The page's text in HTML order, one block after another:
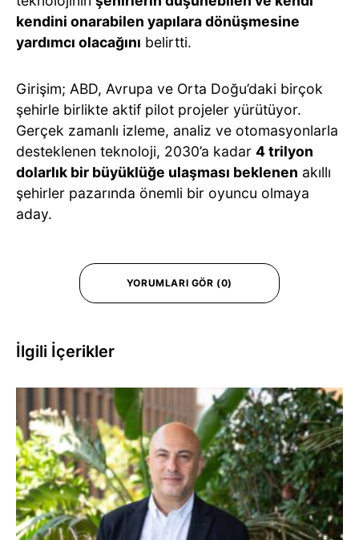
kendini onarabilen yapılara dönüşmesine
yardımcı olacağını belirtti.
Girişim; ABD, Avrupa ve Orta Doğu’daki birçok
şehirle birlikte aktif pilot projeler yürütüyor.
Gerçek zamanlı izleme, analiz ve otomasyonlarla
desteklenen teknoloji, 2030’a kadar 4 trilyon
dolarlık bir büyüklüğe ulaşması beklenen akıllı
şehirler pazarında önemli bir oyuncu olmaya
aday.
YORUMLARI GÖR (0)
İlgili İçerikler